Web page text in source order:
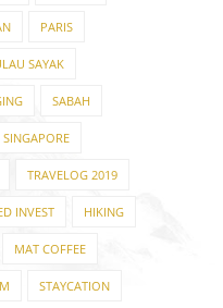
PARIS
SAYAK
SABAH
SINGAPORE
TRAVELOG 2019
INVEST HIKING
MAT COFFEE
STAYCATION